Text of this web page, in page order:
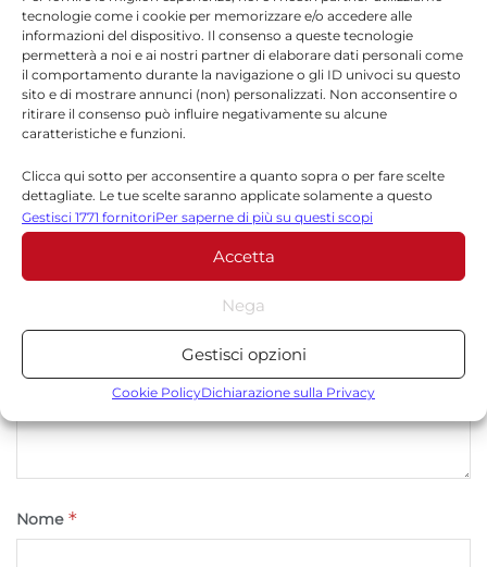
tecnologie come i cookie per memorizzare e/o accedere alle
informazioni del dispositivo. Il consenso a queste tecnologie
permetterà a noi e ai nostri partner di elaborare dati personali come
il comportamento durante la navigazione o gli ID univoci su questo
sito e di mostrare annunci (non) personalizzati. Non acconsentire o
ritirare il consenso può influire negativamente su alcune
caratteristiche e funzioni.
Clicca qui sotto per acconsentire a quanto sopra o per fare scelte
dettagliate. Le tue scelte saranno applicate solamente a questo
sito. È possibile modificare le impostazioni in qualsiasi momento,
compreso il ritiro del consenso, utilizzando i pulsanti della Cookie
Policy o cliccando sul pulsante di gestione del consenso nella parte
inferiore dello schermo.
Statistiche
Archiviare informazioni su dispositivo e/o accedervi, Misurare le
prestazioni degli annunci, Misurare le prestazioni dei contenuti,
combinazione di dati provenienti da fonti diverse.
Archiviare informazioni su dispositivo e/o accedervi, Utilizzare
Gestisci 1771 fornitoriPer saperne di più su questi scopi
Accetta
Nega
Gestisci opzioni
Cookie PolicyDichiarazione sulla Privacy
Lascia un commento
Il tuo indirizzo email non sarà pubblicato. I campi
obbligatori sono contrassegnati*
Nome *